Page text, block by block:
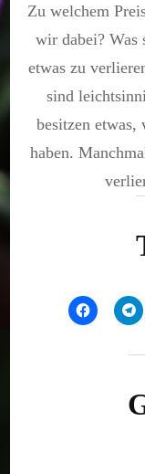
Zu welchem
wir dabei? Was
etwas zu
sind
besitzen etwas,
haben.